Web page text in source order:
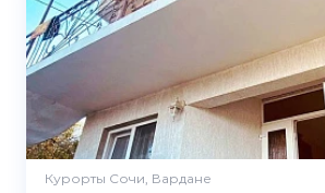
Курорты Сочи, Вардане